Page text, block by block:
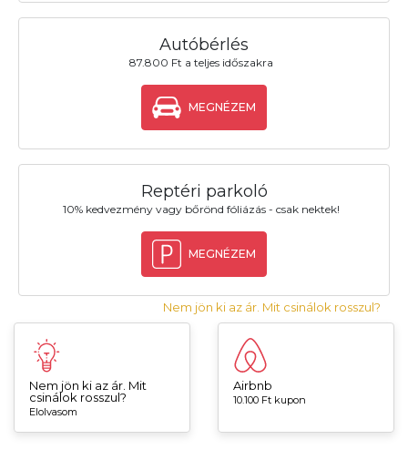
Autóbérlés
87.800 Ft a teljes időszakra
MEGNÉZEM
Reptéri parkoló
10% kedvezmény vagy bőrönd fóliázás - csak nektek!
MEGNÉZEM
Nem jön ki az ár. Mit csinálok rosszul?
Nem jön ki az ár. Mit
csinálok rosszul?
Elolvasom
Airbnb
10.100 Ft kupon